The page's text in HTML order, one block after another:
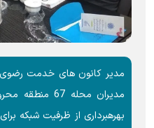
مدیر کانون های خدمت رضوی
مدیران محله 67
بهرهبرداری از ظرفیت شبکه